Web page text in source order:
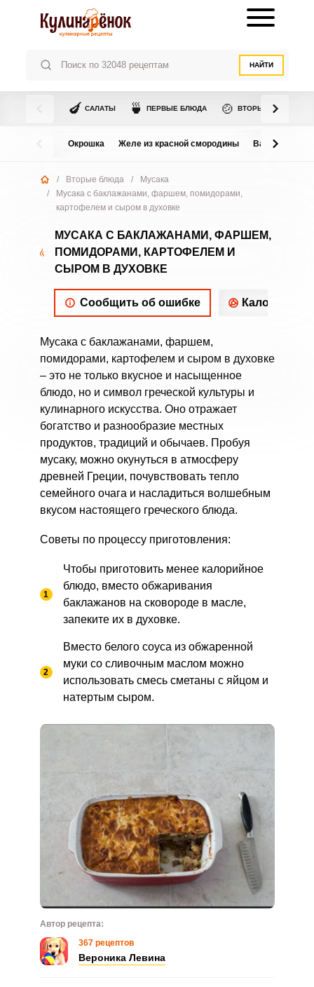
НАЙТИ
🍆 САЛАТЫ 🍵 ПЕРВЫЕ БЛЮДА 🍲 ВТОРЫЕ БЛЮДА
Окрошка Желе из красной смородины Варенье из
/ Вторые блюда /
Мусака
/
Мусака с баклажанами, фаршем, помидорами,
картофелем и сыром в духовке
МУСАКА С БАКЛАЖАНАМИ, ФАРШЕМ,
ПОМИДОРАМИ, КАРТОФЕЛЕМ И
СЫРОМ В ДУХОВКЕ
Сообщить об ошибке
Мусака с баклажанами, фаршем,
помидорами, картофелем и сыром в духовке
– это не только вкусное и насыщенное
блюдо, но и символ греческой культуры и
кулинарного искусства. Оно отражает
богатство и разнообразие местных
продуктов, традиций и обычаев. Пробуя
мусаку, можно окунуться в атмосферу
древней Греции, почувствовать тепло
семейного очага и насладиться волшебным
вкусом настоящего греческого блюда.
Советы по процессу приготовления:
Чтобы приготовить менее калорийное
блюдо, вместо обжаривания
баклажанов на сковороде в масле,
запеките их в духовке.
Вместо белого соуса из обжаренной
муки со сливочным маслом можно
использовать смесь сметаны с яйцом и
натертым сыром.
Автор рецепта:
367 рецептов
Вероника Левина